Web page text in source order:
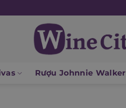
Rượu Johnnie Walker